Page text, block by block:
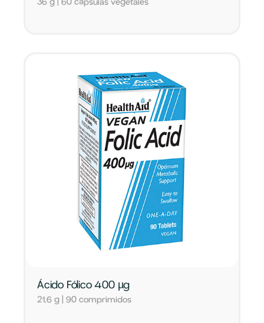
36 g | 60 cápsulas vegetales
Ácido Fólico 400 µg
21,6 g | 90 comprimidos